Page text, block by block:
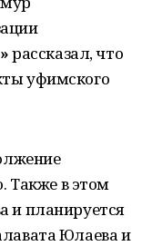
рассказал, что
уфимского
Также в этом
и планируется
Юлаева и